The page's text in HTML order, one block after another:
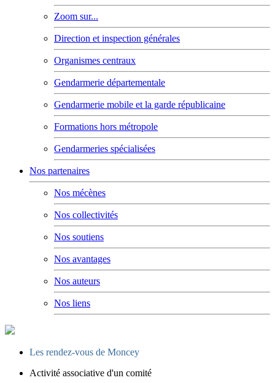
Zoom sur...
Direction et inspection générales
Organismes centraux
Gendarmerie départementale
Gendarmerie mobile et la garde républicaine
Formations hors métropole
Gendarmeries spécialisées
Nos partenaires
Nos mécènes
Nos collectivités
Nos soutiens
Nos avantages
Nos auteurs
Nos liens
Les rendez-vous de Moncey
Activité associative d'un comité